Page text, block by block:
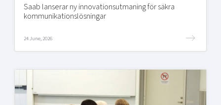
Saab lanserar ny innovationsutmaning för säkra
kommunikationslösningar
24 June, 2026